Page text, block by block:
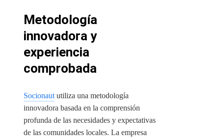
Metodología
innovadora y
experiencia
comprobada
Socionaut utiliza una metodología
innovadora basada en la comprensión
profunda de las necesidades y expectativas
de las comunidades locales. La empresa